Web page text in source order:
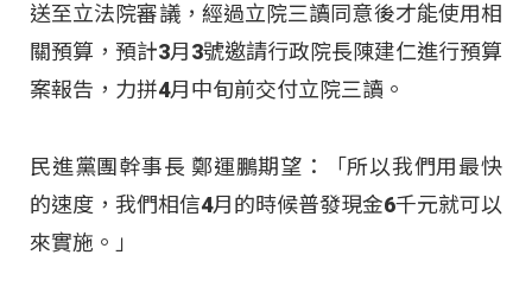
送至立法院審議，經過立院三讀同意後才能使用相
關預算，預計3月3號邀請行政院長陳建仁進行預算
案報告，力拼4月中旬前交付立院三讀。
民進黨團幹事長 鄭運鵬期望：「所以我們用最快
的速度，我們相信4月的時候普發現金6千元就可以
來實施。」